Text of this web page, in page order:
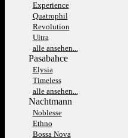
Experience
Quatrophil
Revolution
Ultra
alle ansehen...
Pasabahce
Elysia
Timeless
alle ansehen...
Nachtmann
Noblesse
Ethno
Bossa Nova